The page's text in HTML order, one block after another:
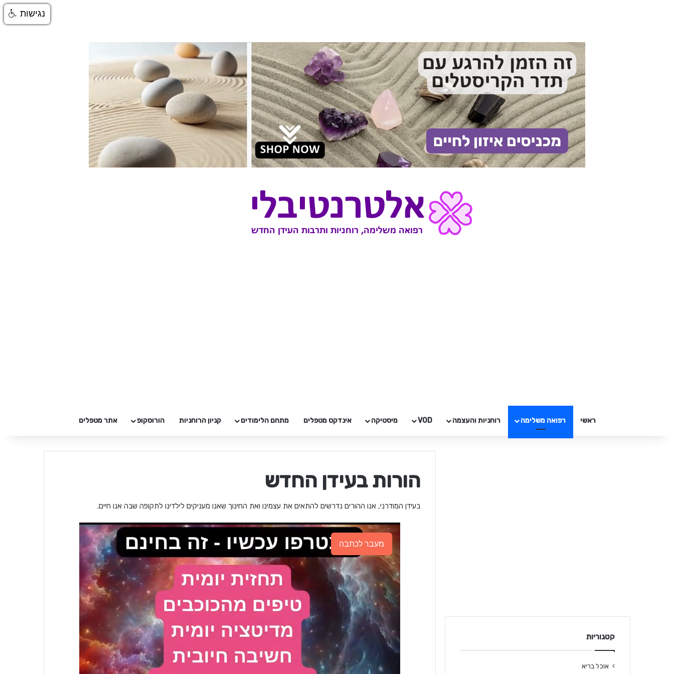
ראשי רפואה משלימה רוחניות והעצמה VOD מיסטיקה אינדקס מטפלים מתחם הלימודים קניון הרוחניות הורוסקופ אתר מטפלים
הורות בעידן החדש
בעידן המודרני, אנו ההורים נדרשים להתאים את עצמינו ואת החינוך שאנו מעניקים לילדינו לתקופה שבה אנו חיים.
מעבר לכתבה
קטגוריות
אוכל בריא
נגישות